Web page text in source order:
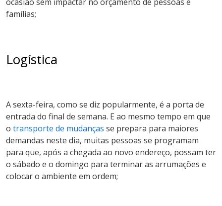
famílias;
Logística
A sexta-feira, como se diz popularmente, é a porta de
entrada do final de semana. E ao mesmo tempo em que
o transporte de mudanças se prepara para maiores
demandas neste dia, muitas pessoas se programam
para que, após a chegada ao novo endereço, possam ter
o sábado e o domingo para terminar as arrumações e
colocar o ambiente em ordem;